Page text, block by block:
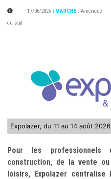
17/06/2026 | MARCHÉ : Amérique
du sud
Expolazer, du 11 au 14 août
Pour les
construction, de la vente
loisirs, Expolazer